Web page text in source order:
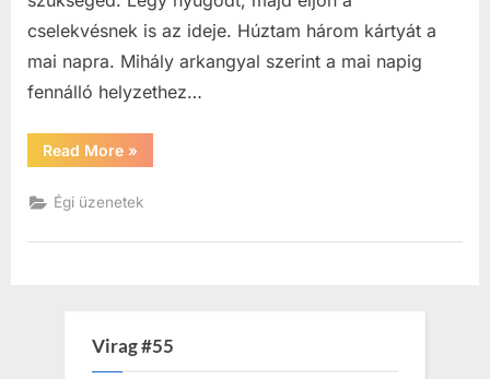
cselekvésnek is az ideje. Húztam három kártyát a
mai napra. Mihály arkangyal szerint a mai napig
fennálló helyzethez…
Read More“Mai
égi
(okt.22.)”
»
Égi üzenetek
Virag #55